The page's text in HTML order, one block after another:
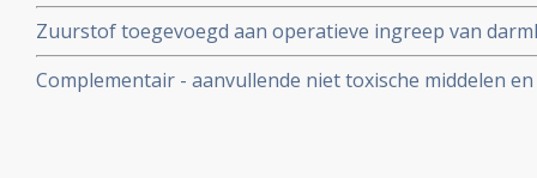
Zuurstof toegevoegd aan operatieve ingreep van
vermindert de kans op wondinfecties met meer dan de
Complementair - aanvullende niet toxische middelen